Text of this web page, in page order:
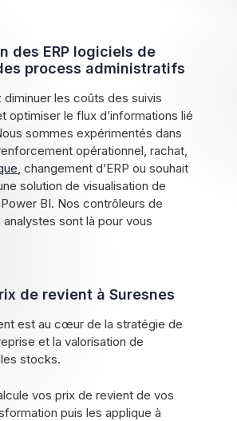
des ERP logiciels de
process administratifs
diminuer les coûts des suivis
optimiser le flux d’informations lié
sommes expérimentés dans
opérationnel, rachat,
, changement d’ERP ou souhait
solution de visualisation de
BI. Nos contrôleurs de
sont là pour vous
de revient à Suresnes
est au cœur de la stratégie de
et la valorisation de
les stocks.
vos prix de revient de vos
puis les applique à